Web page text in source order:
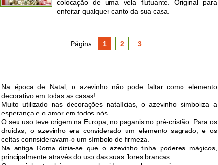
colocação de uma vela flutuante. Original para
enfeitar qualquer canto da sua casa.
Página 1 2 3
Na época de Natal, o azevinho não pode faltar como elemento
decorativo em todas as casas!
Muito utilizado nas decorações natalícias, o azevinho simboliza a
esperança e o amor em todos nós.
O seu uso teve origem na Europa, no paganismo pré-cristão. Para os
druidas, o azevinho era considerado um elemento sagrado, e os
celtas connsideravam-o um símbolo de firmeza.
Na antiga Roma dizia-se que o azevinho tinha poderes mágicos,
principalmente através do uso das suas flores brancas.